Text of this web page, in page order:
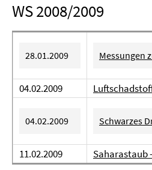
WS 2008/2009
28.01.2009 Messungen
04.02.2009
04.02.2009 Schwarzes
11.02.2009 Saharastaub